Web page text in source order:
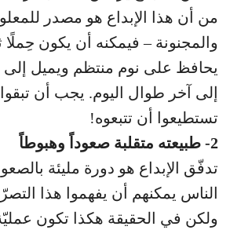
من أن هذا الإبداع هو مصدر
والمجنونة – فيمكنه أن يكون حِملًا
يحافظ على نوم منتظم ويميل إلى
إلى آخر طوال اليوم. يجب أن
تستطيعوا أن تتبعوه!
2- طبيعته متقلبة صعوداً وهبوطاً
تدفّق الإبداع هو دورة مليئة
الناس يمكنهم أن يفهموا هذا
ولكن في الحقيقة هكذا تكون عمليّة